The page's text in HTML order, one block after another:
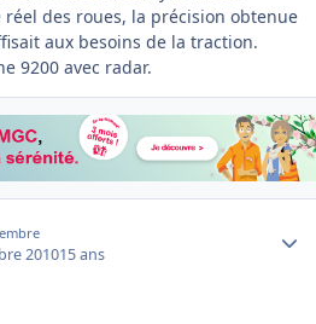
des roues, la précision obtenue
aux besoins de la traction.
9200 avec radar.
201015 ans